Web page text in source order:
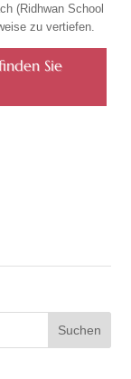
(Ridhwan School
zu vertiefen.
Sie